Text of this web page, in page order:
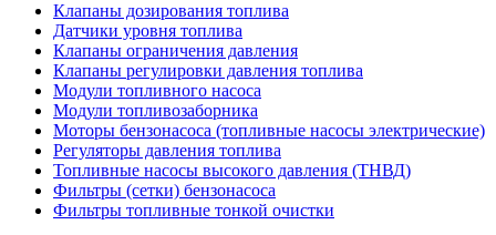
Клапаны дозирования топлива
Датчики уровня топлива
Клапаны ограничения давления
Клапаны регулировки давления топлива
Модули топливного насоса
Модули топливозаборника
Моторы бензонасоса (топливные насосы электрические)
Регуляторы давления топлива
Топливные насосы высокого давления (ТНВД)
Фильтры (сетки) бензонасоса
Фильтры топливные тонкой очистки